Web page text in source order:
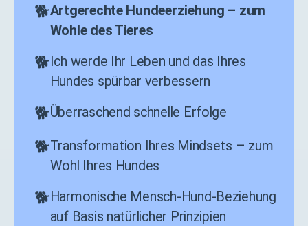
Artgerechte Hundeerziehung – zum
Wohle des Tieres
Ich werde Ihr Leben und das Ihres
Hundes spürbar verbessern
Überraschend schnelle Erfolge
Transformation Ihres Mindsets – zum
Wohl Ihres Hundes
Harmonische Mensch-Hund-Beziehung
auf Basis natürlicher Prinzipien